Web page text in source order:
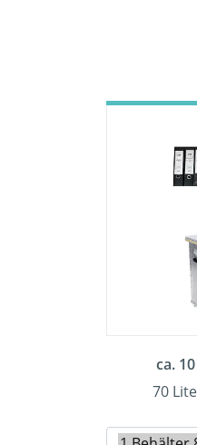
ca.
70